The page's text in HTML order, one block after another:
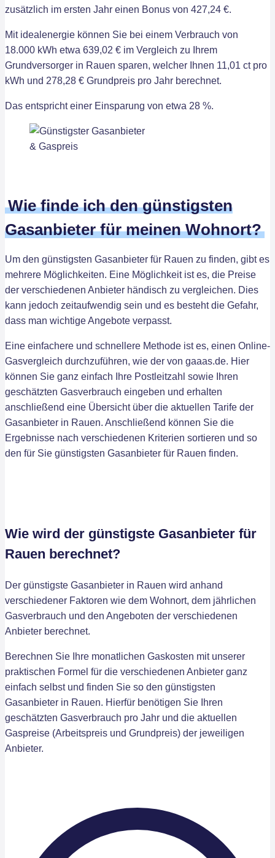
zusätzlich im ersten Jahr einen Bonus von 427,24 €.
Mit idealenergie können Sie bei einem Verbrauch von
18.000 kWh etwa 639,02 € im Vergleich zu Ihrem
Grundversorger in Rauen sparen, welcher Ihnen 11,01 ct pro
kWh und 278,28 € Grundpreis pro Jahr berechnet.
Das entspricht einer Einsparung von etwa 28 %.
Wie finde ich den günstigsten
Gasanbieter für meinen Wohnort?
Um den günstigsten Gasanbieter für Rauen zu finden, gibt es
mehrere Möglichkeiten. Eine Möglichkeit ist es, die Preise
der verschiedenen Anbieter händisch zu vergleichen. Dies
kann jedoch zeitaufwendig sein und es besteht die Gefahr,
dass man wichtige Angebote verpasst.
Eine einfachere und schnellere Methode ist es, einen Online-
Gasvergleich durchzuführen, wie der von gaaas.de. Hier
können Sie ganz einfach Ihre Postleitzahl sowie Ihren
geschätzten Gasverbrauch eingeben und erhalten
anschließend eine Übersicht über die aktuellen Tarife der
Gasanbieter in Rauen. Anschließend können Sie die
Ergebnisse nach verschiedenen Kriterien sortieren und so
den für Sie günstigsten Gasanbieter für Rauen finden.
Wie wird der günstigste Gasanbieter für
Rauen berechnet?
Der günstigste Gasanbieter in Rauen wird anhand
verschiedener Faktoren wie dem Wohnort, dem jährlichen
Gasverbrauch und den Angeboten der verschiedenen
Anbieter berechnet.
Berechnen Sie Ihre monatlichen Gaskosten mit unserer
praktischen Formel für die verschiedenen Anbieter ganz
einfach selbst und finden Sie so den günstigsten
Gasanbieter in Rauen. Hierfür benötigen Sie Ihren
geschätzten Gasverbrauch pro Jahr und die aktuellen
Gaspreise (Arbeitspreis und Grundpreis) der jeweiligen
Anbieter.